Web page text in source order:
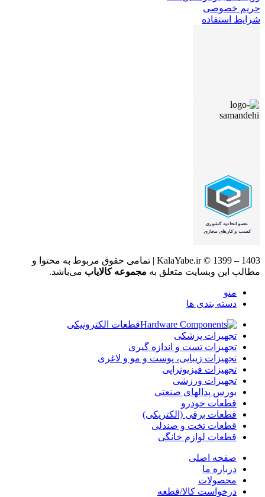
حریم خصوصی
شرایط استفاده
KalaYabe.ir © 1399 – 1403 | تمامی حقوق مربوط به محتوا و
مطالب این وبسایت متعلق به مجموعه کالایاب می‌باشد.
منو
دسته بندی ها
قطعات الکترونیکی
تجهیزات پزشکی
تجهیزات تست و اندازه گیری
تجهیزات زیبایی، پوست و مو و لاغری
تجهیزات فیزیوتراپی
تجهیزات ورزشی
بورس پدالهای صنعتی
قطعات خودرو
قطعات برقی (الکتریکی)
قطعات تخت و صندلی
قطعات لوازم خانگی
صفحه اصلی
درباره ما
محصولات
درخواست کالا/قطعه